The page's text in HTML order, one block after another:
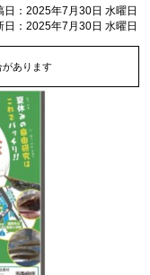
日：2025年7月30日 水曜日
日：2025年7月30日 水曜日
があります